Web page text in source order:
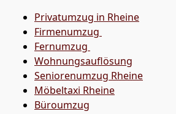
Privatumzug in Rheine
Firmenumzug
Fernumzug
Wohnungsauflösung
Seniorenumzug Rheine
Möbeltaxi Rheine
Büroumzug